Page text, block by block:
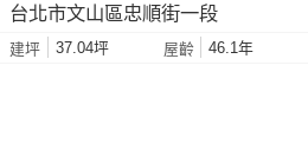
台北市文山區忠順街一段
建坪 37.04坪 屋齡 46.1年